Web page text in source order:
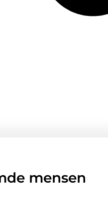
mensen